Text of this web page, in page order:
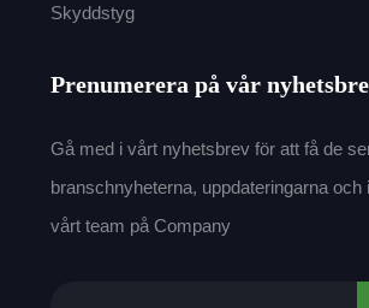
Skyddstyg
Prenumerera på vår
Gå med i vårt nyhetsbrev för att få de
branschnyheterna, uppdateringarna och
vårt team på Company